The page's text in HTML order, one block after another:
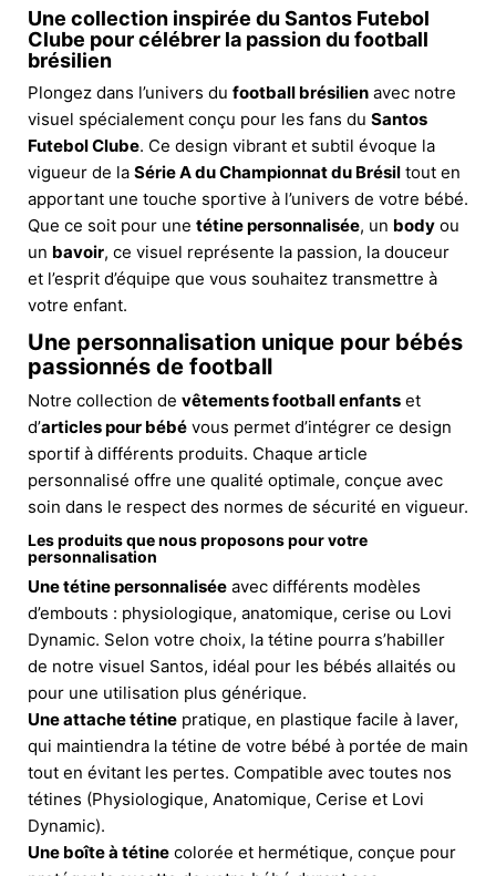
Une collection inspirée du Santos Futebol
Clube pour célébrer la passion du football
brésilien
Plongez dans l’univers du football brésilien avec notre
visuel spécialement conçu pour les fans du Santos
Futebol Clube. Ce design vibrant et subtil évoque la
vigueur de la Série A du Championnat du Brésil tout en
apportant une touche sportive à l’univers de votre bébé.
Que ce soit pour une tétine personnalisée, un body ou
un bavoir, ce visuel représente la passion, la douceur
et l’esprit d’équipe que vous souhaitez transmettre à
votre enfant.
Une personnalisation unique pour bébés
passionnés de football
Notre collection de vêtements football enfants et
d’articles pour bébé vous permet d’intégrer ce design
sportif à différents produits. Chaque article
personnalisé offre une qualité optimale, conçue avec
soin dans le respect des normes de sécurité en vigueur.
Les produits que nous proposons pour votre
personnalisation
Une tétine personnalisée avec différents modèles
d’embouts : physiologique, anatomique, cerise ou Lovi
Dynamic. Selon votre choix, la tétine pourra s’habiller
de notre visuel Santos, idéal pour les bébés allaités ou
pour une utilisation plus générique.
Une attache tétine pratique, en plastique facile à laver,
qui maintiendra la tétine de votre bébé à portée de main
tout en évitant les pertes. Compatible avec toutes nos
tétines (Physiologique, Anatomique, Cerise et Lovi
Dynamic).
Une boîte à tétine colorée et hermétique, conçue pour